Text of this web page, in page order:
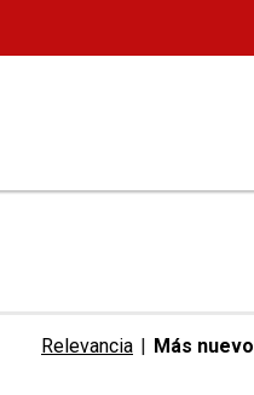
Relevancia | Más nuevo